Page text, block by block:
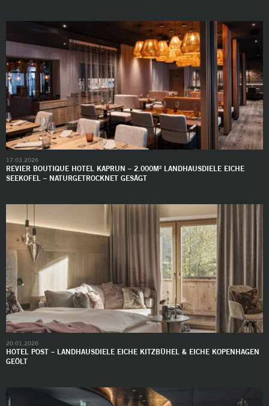
REVIER BOUTIQUE HOTEL KAPRUN – 2.000M² LANDHAUSDIELE EICHE
SEEKOFEL – NATURGETROCKNET GESÄGT
17.03.2026
HOTEL POST – LANDHAUSDIELE EICHE KITZBÜHEL & EICHE KOPENHAGEN
GEÖLT
20.01.2026